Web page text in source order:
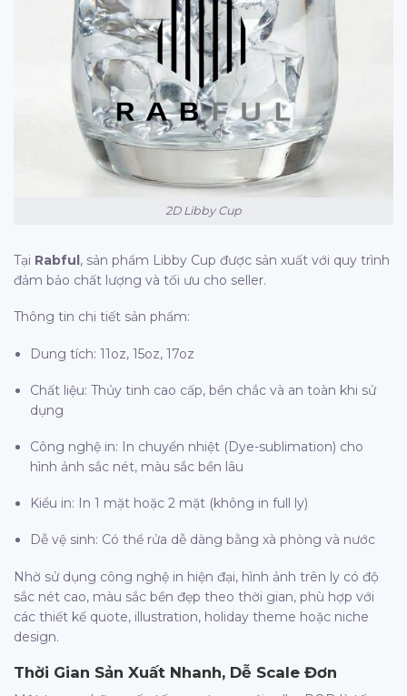
2D Libby Cup
Tại Rabful, sản phẩm Libby Cup được sản xuất với quy trình
đảm bảo chất lượng và tối ưu cho seller.
Thông tin chi tiết sản phẩm:
Dung tích: 11oz, 15oz, 17oz
Chất liệu: Thủy tinh cao cấp, bền chắc và an toàn khi sử
dụng
Công nghệ in: In chuyển nhiệt (Dye-sublimation) cho
hình ảnh sắc nét, màu sắc bền lâu
Kiểu in: In 1 mặt hoặc 2 mặt (không in full ly)
Dễ vệ sinh: Có thể rửa dễ dàng bằng xà phòng và nước
Nhờ sử dụng công nghệ in hiện đại, hình ảnh trên ly có độ
sắc nét cao, màu sắc bền đẹp theo thời gian, phù hợp với
các thiết kế quote, illustration, holiday theme hoặc niche
design.
Thời Gian Sản Xuất Nhanh, Dễ Scale Đơn